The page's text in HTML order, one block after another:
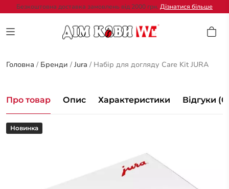
Безкоштовна доставка замовлень від 2000 грн. Дізнатися більше
Головна / Бренди / Jura / Набір для догляду Care Kit JURA
Про товар Опис Характеристики Відгуки
Новинка